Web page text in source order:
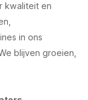
kwaliteit en
in ons
blijven groeien,